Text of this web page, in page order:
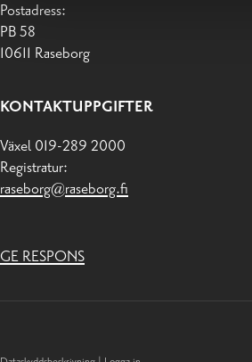
Postadress:
PB 58
10611 Raseborg
KONTAKTUPPGIFTER
Växel 019-289 2000
Registratur:
raseborg@raseborg.fi
GE RESPONS